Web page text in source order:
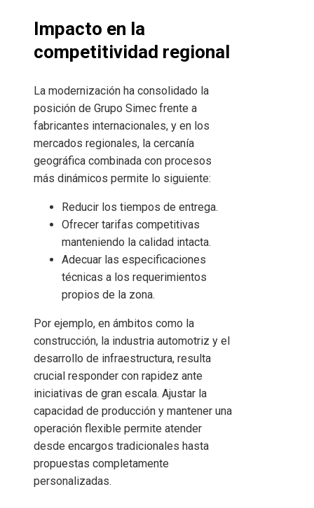
Impacto en la
competitividad regional
La modernización ha consolidado la
posición de Grupo Simec frente a
fabricantes internacionales, y en los
mercados regionales, la cercanía
geográfica combinada con procesos
más dinámicos permite lo siguiente:
Reducir los tiempos de entrega.
Ofrecer tarifas competitivas
manteniendo la calidad intacta.
Adecuar las especificaciones
técnicas a los requerimientos
propios de la zona.
Por ejemplo, en ámbitos como la
construcción, la industria automotriz y el
desarrollo de infraestructura, resulta
crucial responder con rapidez ante
iniciativas de gran escala. Ajustar la
capacidad de producción y mantener una
operación flexible permite atender
desde encargos tradicionales hasta
propuestas completamente
personalizadas.